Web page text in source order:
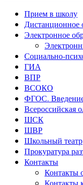
Прием в школу
Дистанционное
Электронное
Социально-
ГИА
ВПР
ВСОКО
ФГОС.
Всероссийская
ШСК
ШВР
Школьный театр
Прокуратура
Контакты
Контакты
Контакты